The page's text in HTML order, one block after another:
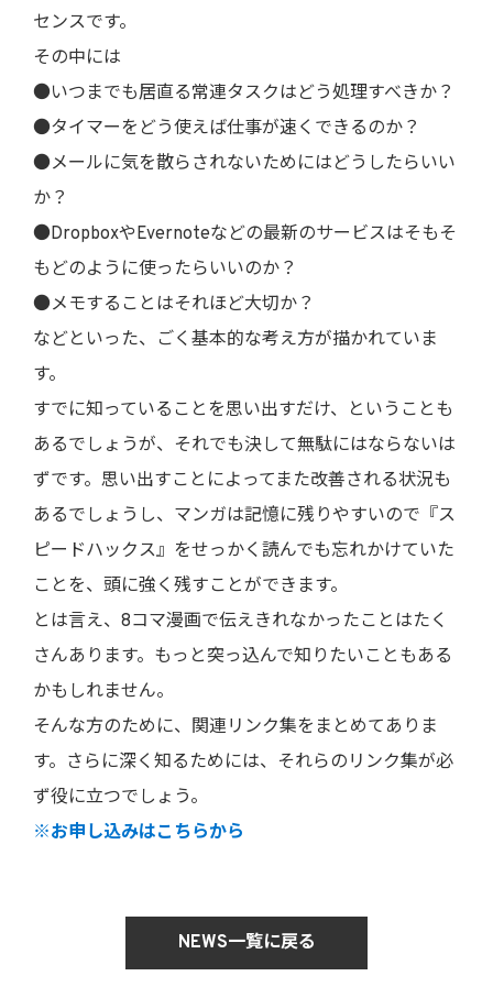
センスです。
その中には
●いつまでも居直る常連タスクはどう処理すべきか？
●タイマーをどう使えば仕事が速くできるのか？
●メールに気を散らされないためにはどうしたらいい
か？
●DropboxやEvernoteなどの最新のサービスはそもそ
もどのように使ったらいいのか？
●メモすることはそれほど大切か？
などといった、ごく基本的な考え方が描かれていま
す。
すでに知っていることを思い出すだけ、ということも
あるでしょうが、それでも決して無駄にはならないは
ずです。思い出すことによってまた改善される状況も
あるでしょうし、マンガは記憶に残りやすいので『ス
ピードハックス』をせっかく読んでも忘れかけていた
ことを、頭に強く残すことができます。
とは言え、8コマ漫画で伝えきれなかったことはたく
さんあります。もっと突っ込んで知りたいこともある
かもしれません。
そんな方のために、関連リンク集をまとめてありま
す。さらに深く知るためには、それらのリンク集が必
ず役に立つでしょう。
※お申し込みはこちらから
NEWS一覧に戻る